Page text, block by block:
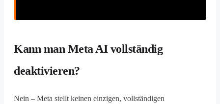
Kann man Meta AI vollständig
deaktivieren?
Nein – Meta stellt keinen einzigen, vollständigen